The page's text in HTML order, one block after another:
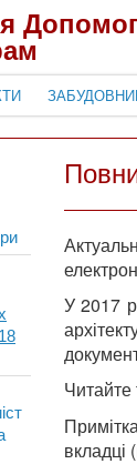
У 2017
Читайте